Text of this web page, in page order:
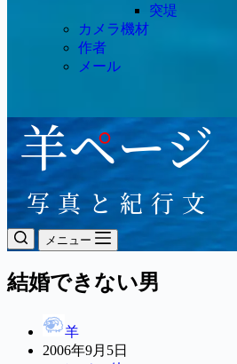
突堤
カメラ機材
作者
メール
メニュー
結婚できない男
羊
2006年9月5日